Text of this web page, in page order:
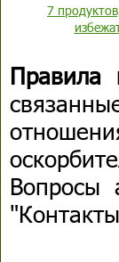
7
Правила
Вопросы